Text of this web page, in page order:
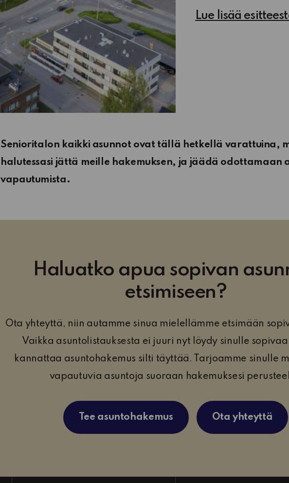
Lue lisää
Senioritalon kaikki asunnot ovat tällä hetkellä varattuina,
halutessasi jättä meille hakemuksen, ja jäädä odottamaan
vapautumista.
Haluatko apua sopivan
etsimiseen?
Ota yhteyttä, niin autamme sinua mielellämme etsimään
Vaikka asuntolistauksesta ei juuri nyt löydy sinulle sopivaa
kannattaa asuntohakemus silti täyttää. Tarjoamme sinulle
vapautuvia asuntoja suoraan hakemuksesi
Tee asuntohakemus Ota yhteyttä